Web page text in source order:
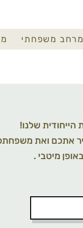
מרחב משפחתי
הייחודית שלנו
אתכם ואת
מיטבי